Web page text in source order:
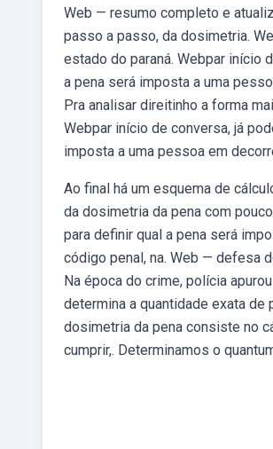
Web — resumo completo e
passo a passo, da dosimetria.
estado do paraná. Webpar início
a pena será imposta a uma
Pra analisar direitinho a forma
Webpar início de conversa, já
imposta a uma pessoa em
Ao final há um esquema de
da dosimetria da pena com
para definir qual a pena será
código penal, na. Web — defesa
Na época do crime, polícia
determina a quantidade exata
dosimetria da pena consiste no
cumprir,. Determinamos o